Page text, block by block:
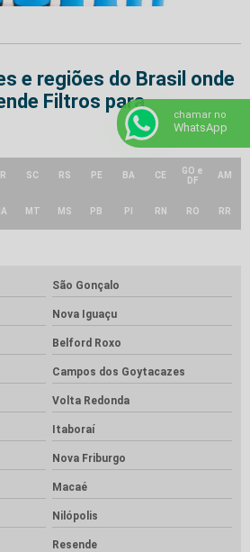
e regiões do Brasil onde
Filtros para
SC RS PE BA CE
GO e
DF
AM
MT MS PB PI RN RO RR
São Gonçalo
Nova Iguaçu
Belford Roxo
Campos dos Goytacazes
Volta Redonda
Itaboraí
Nova Friburgo
Macaé
Nilópolis
Resende
chamar no
WhatsApp